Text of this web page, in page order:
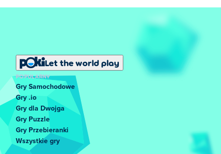
Let the world play
POPULARNY
Gry Samochodowe
Gry .io
Gry dla Dwojga
Gry Puzzle
Gry Przebieranki
Wszystkie gry